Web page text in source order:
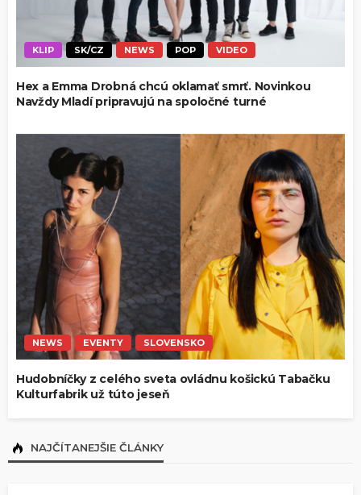
KLIP SK/CZ NEWS POP VIDEO
Hex a Emma Drobná chcú oklamať smrť. Novinkou
Navždy Mladí pripravujú na spoločné turné
NEWS EVENTY SLOVENSKO
Hudobníčky z celého sveta ovládnu košickú Tabačku
Kulturfabrik už túto jeseň
NAJČÍTANEJŠIE ČLÁNKY